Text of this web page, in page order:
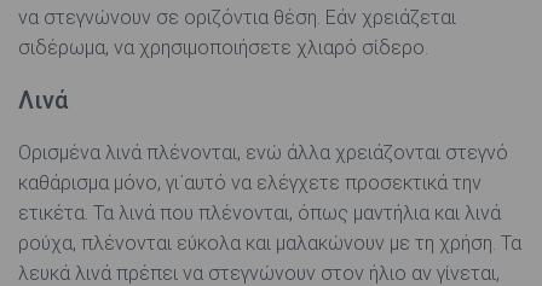
να στεγνώνουν σε οριζόντια θέση. Εάν χρειάζεται
σιδέρωμα, να χρησιμοποιήσετε χλιαρό σίδερο.
Λινά
Ορισμένα λινά πλένονται, ενώ άλλα χρειάζονται στεγνό
καθάρισμα μόνο, γι΄αυτό να ελέγχετε προσεκτικά την
ετικέτα. Τα λινά που πλένονται, όπως μαντήλια και λινά
ρούχα, πλένονται εύκολα και μαλακώνουν με τη χρήση. Τα
λευκά λινά πρέπει να στεγνώνουν στον ήλιο αν γίνεται,